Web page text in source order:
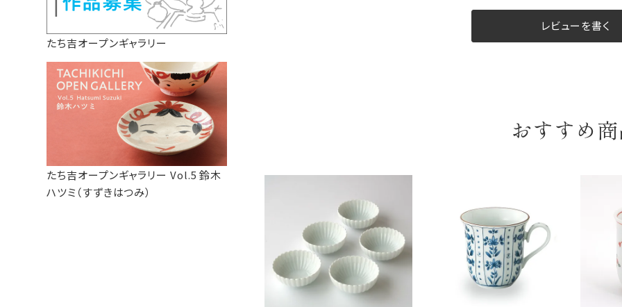
たち吉オープンギャラリー
たち吉オープンギャラリー Vol.5 鈴木
ハツミ（すずきはつみ）
サイズ
14cm
ご提供枚数の上限はご注文商品数となります。
※犬猫時計には、手提袋をお付けできません
のしについて
のしについてはこちらをご覧ください
レビューを書く
おすすめ